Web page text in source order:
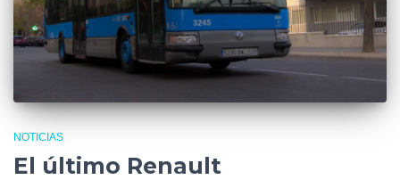
NOTICIAS
El último Renault